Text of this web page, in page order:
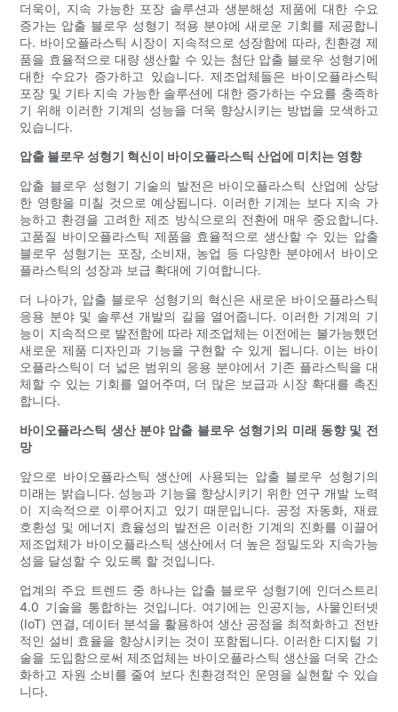
더욱이, 지속 가능한 포장 솔루션과 생분해성 제품에 대한 수요
증가는 압출 블로우 성형기 적용 분야에 새로운 기회를 제공합니
다. 바이오플라스틱 시장이 지속적으로 성장함에 따라, 친환경 제
품을 효율적으로 대량 생산할 수 있는 첨단 압출 블로우 성형기에
대한 수요가 증가하고 있습니다. 제조업체들은 바이오플라스틱
포장 및 기타 지속 가능한 솔루션에 대한 증가하는 수요를 충족하
기 위해 이러한 기계의 성능을 더욱 향상시키는 방법을 모색하고
있습니다.
압출 블로우 성형기 혁신이 바이오플라스틱 산업에 미치는 영향
압출 블로우 성형기 기술의 발전은 바이오플라스틱 산업에 상당
한 영향을 미칠 것으로 예상됩니다. 이러한 기계는 보다 지속 가
능하고 환경을 고려한 제조 방식으로의 전환에 매우 중요합니다.
고품질 바이오플라스틱 제품을 효율적으로 생산할 수 있는 압출
블로우 성형기는 포장, 소비재, 농업 등 다양한 분야에서 바이오
플라스틱의 성장과 보급 확대에 기여합니다.
더 나아가, 압출 블로우 성형기의 혁신은 새로운 바이오플라스틱
응용 분야 및 솔루션 개발의 길을 열어줍니다. 이러한 기계의 기
능이 지속적으로 발전함에 따라 제조업체는 이전에는 불가능했던
새로운 제품 디자인과 기능을 구현할 수 있게 됩니다. 이는 바이
오플라스틱이 더 넓은 범위의 응용 분야에서 기존 플라스틱을 대
체할 수 있는 기회를 열어주며, 더 많은 보급과 시장 확대를 촉진
합니다.
바이오플라스틱 생산 분야 압출 블로우 성형기의 미래 동향 및 전
망
앞으로 바이오플라스틱 생산에 사용되는 압출 블로우 성형기의
미래는 밝습니다. 성능과 기능을 향상시키기 위한 연구 개발 노력
이 지속적으로 이루어지고 있기 때문입니다. 공정 자동화, 재료
호환성 및 에너지 효율성의 발전은 이러한 기계의 진화를 이끌어
제조업체가 바이오플라스틱 생산에서 더 높은 정밀도와 지속가능
성을 달성할 수 있도록 할 것입니다.
업계의 주요 트렌드 중 하나는 압출 블로우 성형기에 인더스트리
4.0 기술을 통합하는 것입니다. 여기에는 인공지능, 사물인터넷
(IoT) 연결, 데이터 분석을 활용하여 생산 공정을 최적화하고 전반
적인 설비 효율을 향상시키는 것이 포함됩니다. 이러한 디지털 기
술을 도입함으로써 제조업체는 바이오플라스틱 생산을 더욱 간소
화하고 자원 소비를 줄여 보다 친환경적인 운영을 실현할 수 있습
니다.